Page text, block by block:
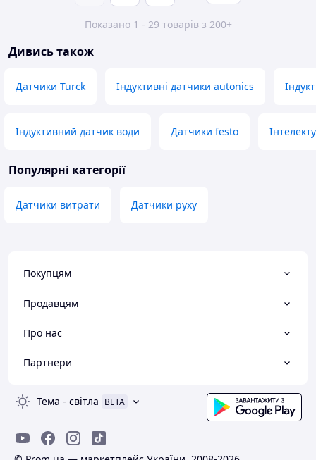
Показано 1 - 29 товарів з 200+
Дивись також
Датчики Turck Індуктивні датчики autonics
Індуктивний датчик води Датчики festo
Популярні категорії
Датчики витрати Датчики руху
Покупцям
Продавцям
Про нас
Партнери
Тема - світла BETA